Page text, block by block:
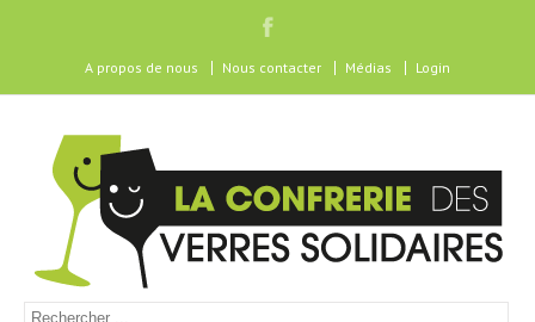
A propos de nous Nous contacter Médias Login